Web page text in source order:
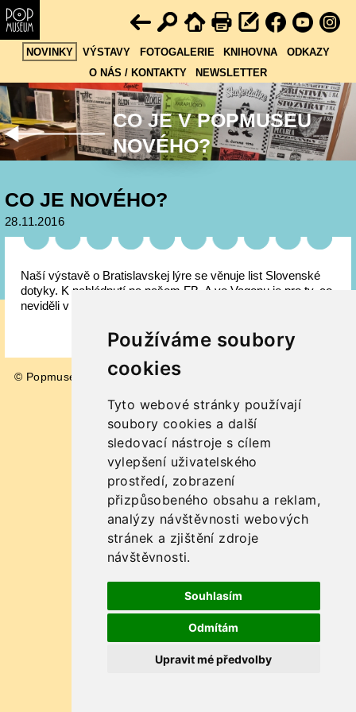
Používáme soubory
cookies
Tyto webové stránky používají
soubory cookies a další
sledovací nástroje s cílem
vylepšení uživatelského
prostředí, zobrazení
přizpůsobeného obsahu a reklam,
analýzy návštěvnosti webových
stránek a zjištění zdroje
návštěvnosti.
Souhlasím
Odmítám
Upravit mé předvolby
NOVINKY VÝSTAVY FOTOGALERIE KNIHOVNA
ODKAZY
O NÁS / KONTAKTY
NEWSLETTER
CO JE V POPMUSEU
NOVÉHO?
CO JE NOVÉHO?
28.11.2016
Naší výstavě o Bratislavskej lýre se věnuje list Slovenské
dotyky. K nahlédnutí na našem FB. A ve Vagonu je pro ty, co
neviděli v Kaštanu, mírně remixovaný Michal Prokop.
© Popmuseum 2026